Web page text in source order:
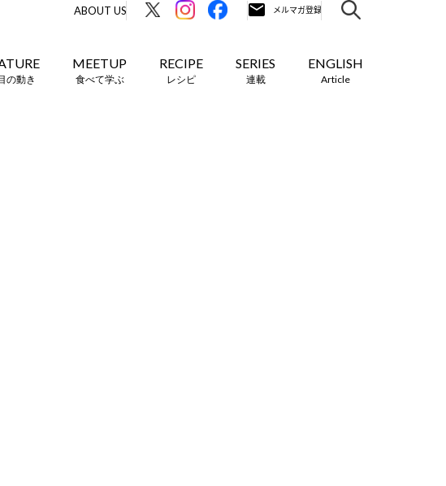
ABOUT US
の動き
MEETUP
食べて学ぶ
RECIPE
レシピ
SERIES
連載
ENGLISH
Article